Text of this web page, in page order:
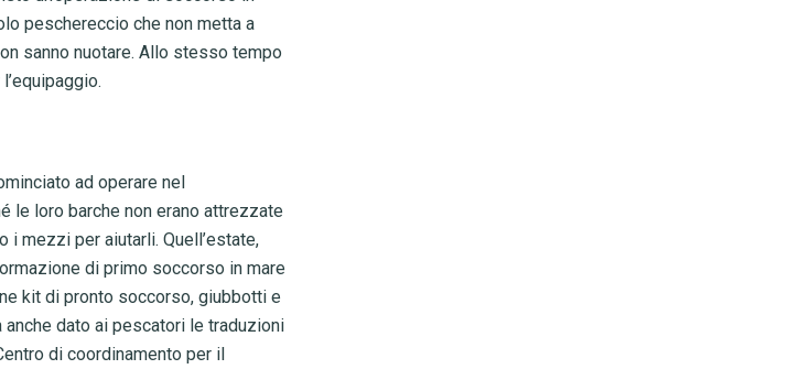
peschereccio che non metta a
sanno nuotare. Allo stesso tempo
ad operare nel
le loro barche non erano attrezzate
mezzi per aiutarli. Quell’estate,
di primo soccorso in mare
kit di pronto soccorso, giubbotti e
dato ai pescatori le traduzioni
di coordinamento per il